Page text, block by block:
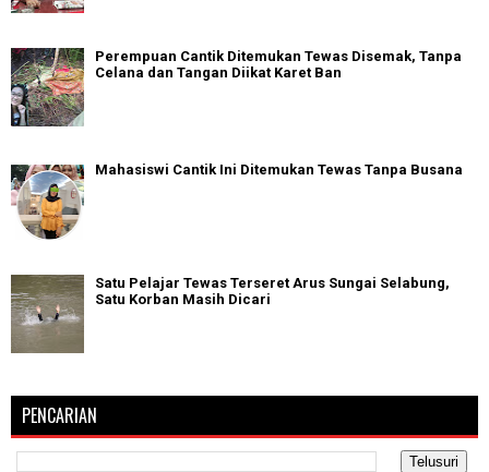
Perempuan Cantik Ditemukan Tewas Disemak, Tanpa
Celana dan Tangan Diikat Karet Ban
Mahasiswi Cantik Ini Ditemukan Tewas Tanpa Busana
Satu Pelajar Tewas Terseret Arus Sungai Selabung,
Satu Korban Masih Dicari
PENCARIAN